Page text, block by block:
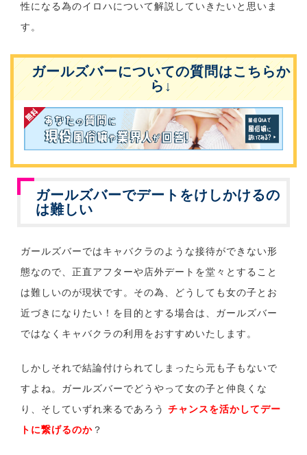
性になる為のイロハについて解説していきたいと思いま
す。
ガールズバーについての質問はこちらか
ら↓
ガールズバーでデートをけしかけるの
は難しい
ガールズバーではキャバクラのような接待ができない形
態なので、正直アフターや店外デートを堂々とすること
は難しいのが現状です。その為、どうしても女の子とお
近づきになりたい！を目的とする場合は、ガールズバー
ではなくキャバクラの利用をおすすめいたします。
しかしそれで結論付けられてしまったら元も子もないで
すよね。ガールズバーでどうやって女の子と仲良くな
り、そしていずれ来るであろう チャンスを活かしてデー
トに繋げるのか ？